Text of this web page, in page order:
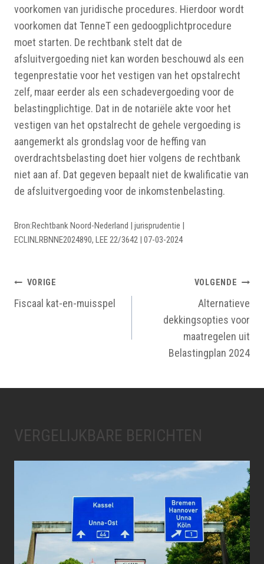
voorkomen van juridische procedures. Hierdoor wordt
voorkomen dat TenneT een gedoogplichtprocedure
moet starten. De rechtbank stelt dat de
afsluitvergoeding niet kan worden beschouwd als een
tegenprestatie voor het vestigen van het opstalrecht
zelf, maar eerder als een schadevergoeding voor de
belastingplichtige. Dat in de notariële akte voor het
vestigen van het opstalrecht de gehele vergoeding is
aangemerkt als grondslag voor de heffing van
overdrachtsbelasting doet hier volgens de rechtbank
niet aan af. Dat gegeven bepaalt niet de kwalificatie van
de afsluitvergoeding voor de inkomstenbelasting.
Bron:Rechtbank Noord-Nederland | jurisprudentie |
ECLINLRBNNE2024890, LEE 22/3642 | 07-03-2024
BERICHTNAVIGATIE
VORIGE
Fiscaal kat-en-muisspel
VOLGENDE
Alternatieve
dekkingsopties voor
maatregelen uit
Belastingplan 2024
VERGELIJKBARE BERICHTEN